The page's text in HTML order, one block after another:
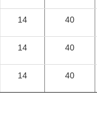
14 40
14 40
14 40